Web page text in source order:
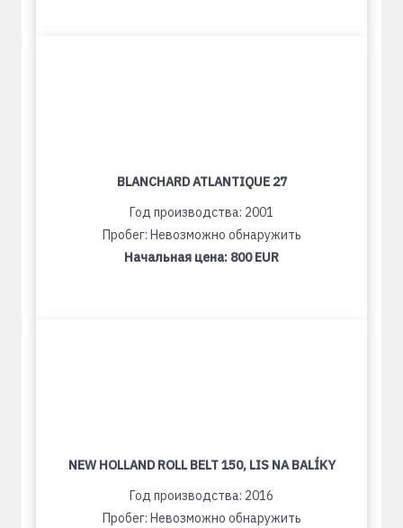
BLANCHARD ATLANTIQUE 27
Год производства: 2001
Пробег: Невозможно обнаружить
Начальная цена: 800 EUR
NEW HOLLAND ROLL BELT 150, LIS NA BALÍKY
Год производства: 2016
Пробег: Невозможно обнаружить